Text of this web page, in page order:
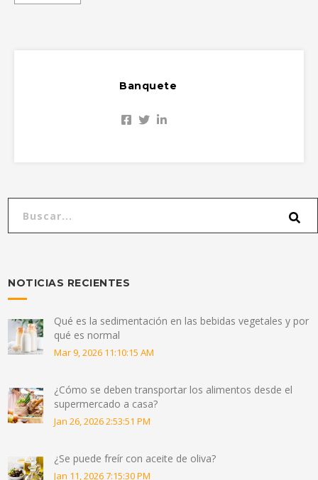
Banquete
NOTICIAS RECIENTES
Qué es la sedimentación en las bebidas vegetales y por
qué es normal
Mar 9, 2026 11:10:15 AM
¿Cómo se deben transportar los alimentos desde el
supermercado a casa?
Jan 26, 2026 2:53:51 PM
¿Se puede freír con aceite de oliva?
Jan 11, 2026 7:15:30 PM